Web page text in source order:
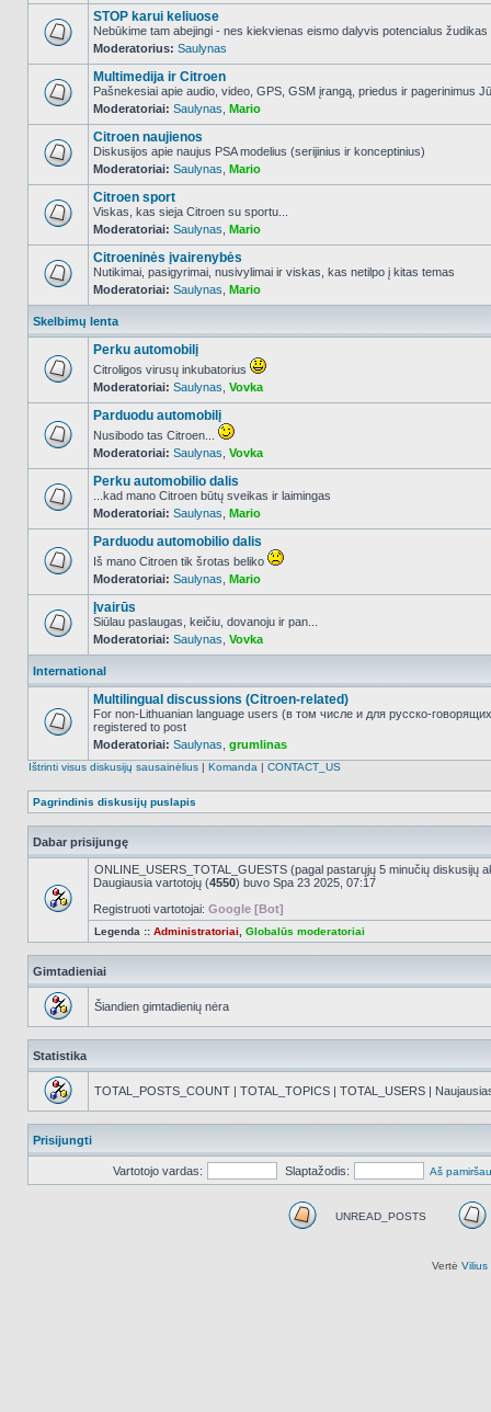
NO_UNREAD_POSTS
STOP karui keliuose
Nebūkime tam abejingi - nes kiekvienas eismo dalyvis potencialus žudikas
Moderatorius: Saulynas
NO_UNREAD_POSTS
Multimedija ir Citroen
Pašnekesiai apie audio, video, GPS, GSM įrangą, priedus ir pagerinimus
Moderatoriai: Saulynas Mario
NO_UNREAD_POSTS
Citroen naujienos
Diskusijos apie naujus PSA modelius (serijinius ir konceptinius)
Moderatoriai: Saulynas Mario
NO_UNREAD_POSTS
Citroen sport
Viskas, kas sieja Citroen su sportu...
Moderatoriai: Saulynas Mario
NO_UNREAD_POSTS
Citroeninės įvairenybės
Nutikimai, pasigyrimai, nusivylimai ir viskas, kas netilpo į kitas temas
Moderatoriai: Saulynas Mario
Skelbimų lenta
NO_UNREAD_POSTS
Perku automobilį
Citroligos virusų inkubatorius
Moderatoriai: Saulynas Vovka
NO_UNREAD_POSTS
Parduodu automobilį
Nusibodo tas Citroen...
Moderatoriai: Saulynas Vovka
NO_UNREAD_POSTS
Perku automobilio dalis
...kad mano Citroen būtų sveikas ir laimingas
Moderatoriai: Saulynas Mario
NO_UNREAD_POSTS
Parduodu automobilio dalis
Iš mano Citroen tik šrotas beliko
Moderatoriai: Saulynas Mario
NO_UNREAD_POSTS
Įvairūs
Siūlau paslaugas, keičiu, dovanoju ir pan...
Moderatoriai: Saulynas Vovka
International
NO_UNREAD_POSTS
Multilingual discussions (Citroen-related)
For non-Lithuanian language users (в том числе и для русско-
registered to post
Moderatoriai: Saulynas grumlinas
Ištrinti visus diskusijų sausainėlius | Komanda | CONTACT_US
Pagrindinis diskusijų puslapis
Dabar prisijungę
ONLINE_USERS_TOTAL_GUESTS (pagal pastarųjų 5 minučių diskusijų
Daugiausia vartotojų (4550) buvo Spa 23 2025, 07:17
Registruoti vartotojai: Google [Bot]
Legenda :: Administratoriai Globalūs moderatoriai
Gimtadieniai
Šiandien gimtadienių nėra
Statistika
TOTAL_POSTS_COUNT | TOTAL_TOPICS | TOTAL_USERS |
Prisijungti
Vartotojo vardas: Slaptažodis: Aš
UNREAD_POSTS
Vertė Vilius